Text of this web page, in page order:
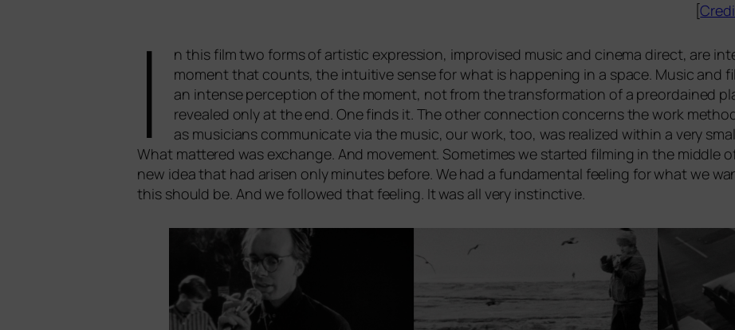
[
I
n this film two forms of artis­tic expres­si­on, impro­vi­sed music and cine­ma direct, are
moment that counts, the intui­ti­ve sen­se for what is hap­pe­ning in a space. Music and
an inten­se per­cep­ti­on of the moment, not from the trans­for­ma­ti­on of a preor­da­i­ned
reve­a­led only at the end. One finds it. The other con­nec­tion con­cerns the work
as musi­ci­ans com­mu­ni­ca­te via the music, our work, too, was rea­li­zed within a very
What mat­te­red was exch­an­ge. And move­ment. Sometimes we star­ted film­ing in the midd­le
new idea that had ari­sen only minu­tes befo­re. We had a fun­da­men­tal fee­ling for what we
this should be. And we fol­lo­wed that fee­ling. It was all very instinctive.